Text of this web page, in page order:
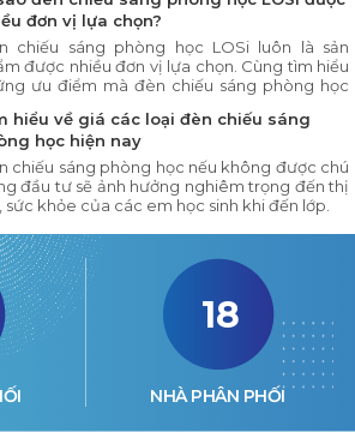
đơn vị lựa chọn?
chiếu sáng phòng học LOSi luôn là sản
được nhiều đơn vị lựa chọn. Cùng tìm hiểu
ưu điểm mà đèn chiếu sáng phòng học
hiểu về giá các loại đèn chiếu sáng
học hiện nay
chiếu sáng phòng học nếu không được chú
đầu tư sẽ ảnh hưởng nghiêm trọng đến thị
sức khỏe của các em học sinh khi đến lớp.
18
NHÀ PHÂN PHỐI